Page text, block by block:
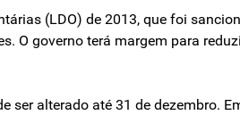
(LDO) de 2013, que foi
O governo terá margem para
ser alterado até 31 de dezembro.